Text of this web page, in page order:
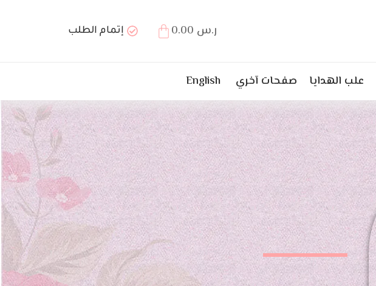
ر.س إتمام الطلب
علب الهدايا صفحات آخري English